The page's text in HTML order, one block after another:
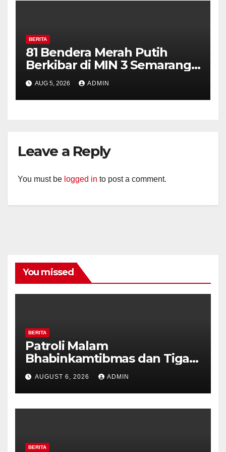
BERITA
81 Bendera Merah Putih
Berkibar di MIN 3 Semarang,
Bhabinkamtibmas Desa
Timpik Hadiri Peringatan
HUT ke-81 Kemerdekaan RI
AUG 5, 2026 ADMIN
Leave a Reply
You must be logged in to post a comment.
You missed
BERITA
Patroli Malam
Bhabinkamtibmas dan Tiga
Pilar Kelurahan Ungaran
Perkuat Kamtibmas, Warga
Diajak Aktifkan Ronda
AUGUST 6, 2026 ADMIN
BERITA